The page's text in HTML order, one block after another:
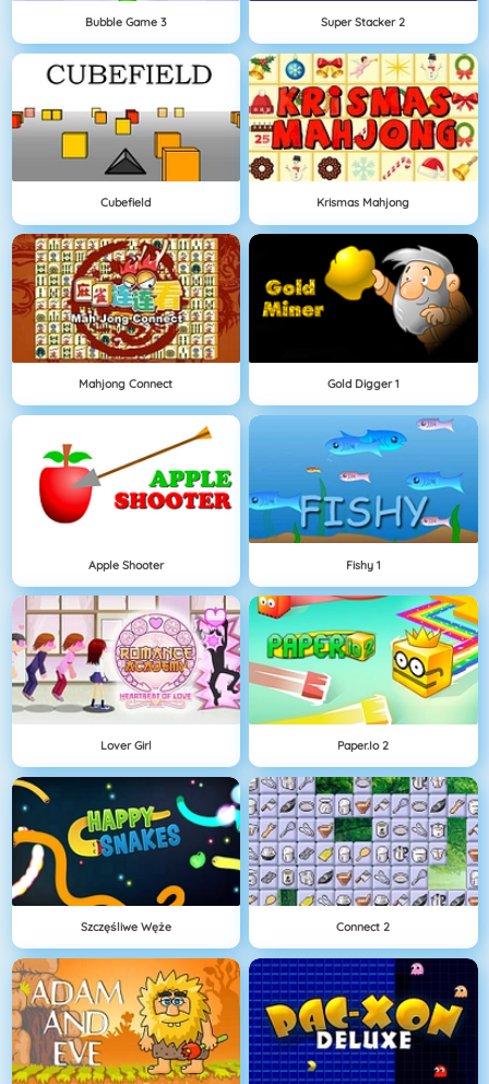
Bubble Game 3 Super Stacker 2
Cubefield Krismas Mahjong
Mahjong Connect Gold Digger 1
Apple Shooter Fishy 1
Lover Girl Paper.io 2
Szczęśliwe Węże Connect 2